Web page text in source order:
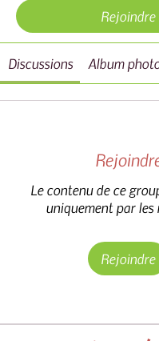
Rejoindre
Discussions Album
Le contenu de ce
uniquement par les
Rejoindre